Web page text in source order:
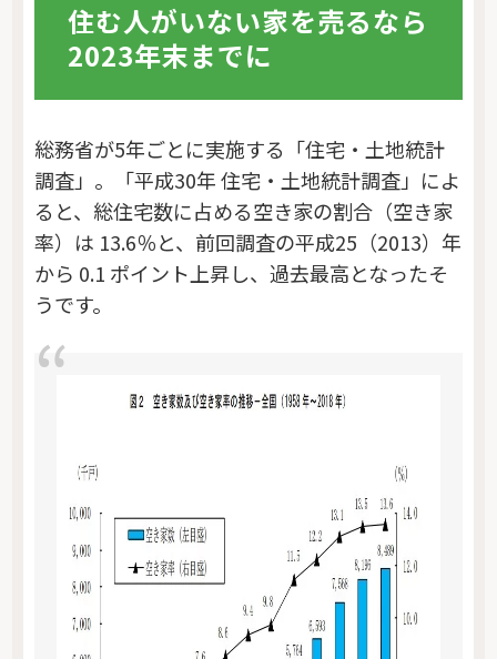
住む人がいない家を売るなら
2023年末までに
総務省が5年ごとに実施する「住宅・土地統計
調査」。「平成30年 住宅・土地統計調査」によ
ると、総住宅数に占める空き家の割合（空き家
率）は 13.6％と、前回調査の平成25（2013）年
から 0.1 ポイント上昇し、過去最高となったそ
うです。